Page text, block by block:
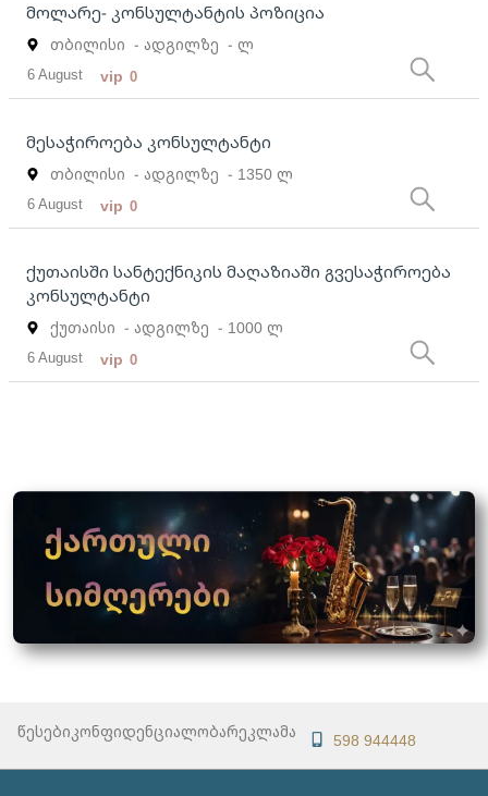
მოლარე- კონსულტანტის პოზიცია
თბილისი - ადგილზე - ლ
6 August vip 0
მესაჭიროება კონსულტანტი
თბილისი - ადგილზე - 1350 ლ
6 August vip 0
ქუთაისში სანტექნიკის მაღაზიაში გვესაჭიროება
კონსულტანტი
ქუთაისი - ადგილზე - 1000 ლ
6 August vip 0
წესებიკონფიდენციალობარეკლამა 598 944448